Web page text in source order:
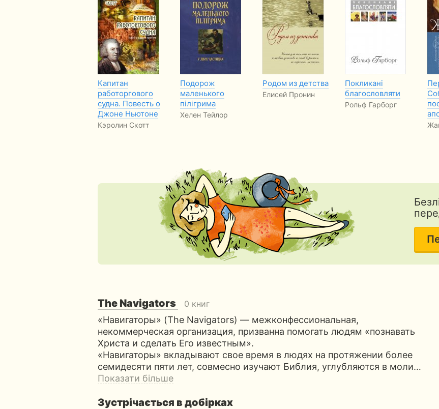
Капитан
работоргового
судна. Повесть о
Джоне Ньютоне
Кэролин Скотт
Подорож
маленького
пілігрима
Хелен Тейлор
Родом из детства
Елисей Пронин
Покликані
благословляти
Рольф Гарборг
The Navigators 0 книг
«Навигаторы» (The Navigators) — межконфессиональная,
некоммерческая организация, призванна помогать людям «познавать
Христа и сделать Его известным».
«Навигаторы» вкладывают свое время в людях на протяжении более
семидесяти пяти лет, совмесно изучают Библия, углубляются в моли…
Показати більше
Зустрічається в добірках